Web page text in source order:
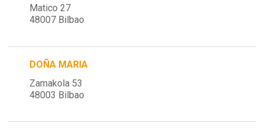
Matico 27
48007 Bilbao
DOÑA MARIA
Zamakola 53
48003 Bilbao